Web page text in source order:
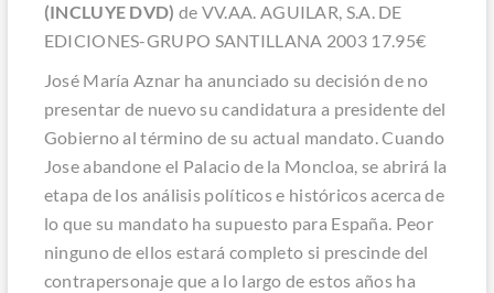
(INCLUYE DVD) de VV.AA. AGUILAR, S.A. DE
EDICIONES-GRUPO SANTILLANA 2003 17.95€
José María Aznar ha anunciado su decisión de no
presentar de nuevo su candidatura a presidente del
Gobierno al término de su actual mandato. Cuando
Jose abandone el Palacio de la Moncloa, se abrirá la
etapa de los análisis políticos e históricos acerca de
lo que su mandato ha supuesto para España. Peor
ninguno de ellos estará completo si prescinde del
contrapersonaje que a lo largo de estos años ha